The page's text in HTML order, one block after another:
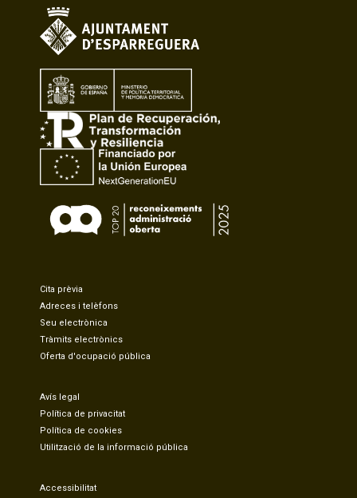
Cita prèvia
Adreces i telèfons
Seu electrònica
Tràmits electrònics
Oferta d'ocupació pública
Avís legal
Política de privacitat
Política de cookies
Utilització de la informació pública
Accessibilitat